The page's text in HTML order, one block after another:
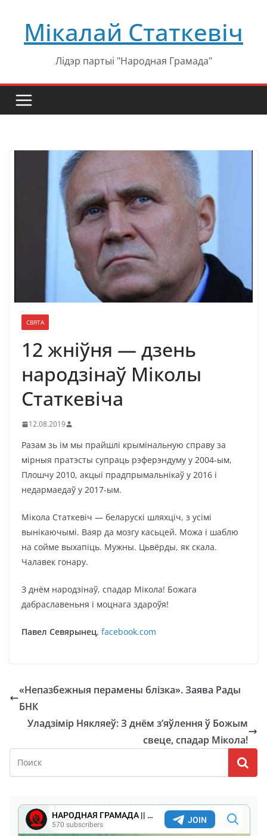
содержимому
Мікалай Статкевіч
Лідэр партыі "Народная Грамада"
СВЯТА
12 жніўня — дзень
народзінаў Міколы
Статкевіча
12.08.2019
Разам зь ім мы прайшлі крымінальную справу за
мірныя пратэсты супраць рэферэндуму у 2004-ым,
Плошчу 2010, акцыі прадпрымальнікаў у 2016 і
недармаедаў у 2017-ым.
Мікола Статкевіч — беларускі шляхціч, з усімі
вынікаючымі. Ваяр да мозгу касьцей. Можа і шаблю
на сойме выхапіць. Мужны. Цьвёрды, як скала.
Чалавек гонару.
З днём народзінаў, спадар Мікола! Божага
дабраславеньня і моцнага здароўя!
Павел Севярынец, facebook.com
«Непазбежныя перамены блізка». Заява Рады
БНК
Уладзімір Някляеў: З днём з’яўлення ў Божым
свеце, спадар Мікола!